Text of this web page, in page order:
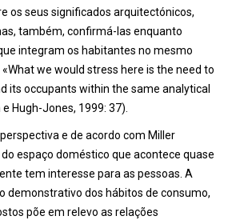
os seus significados arquitectónicos,
também, confirmá-las enquanto
integram os habitantes no mesmo
we would stress here is the need to
its occupants within the same analytical
Hugh-Jones, 1999: 37).
e de acordo com Miller
espaço doméstico que acontece quase
tem interesse para as pessoas. A
demonstrativo dos hábitos de consumo,
põe em relevo as relações